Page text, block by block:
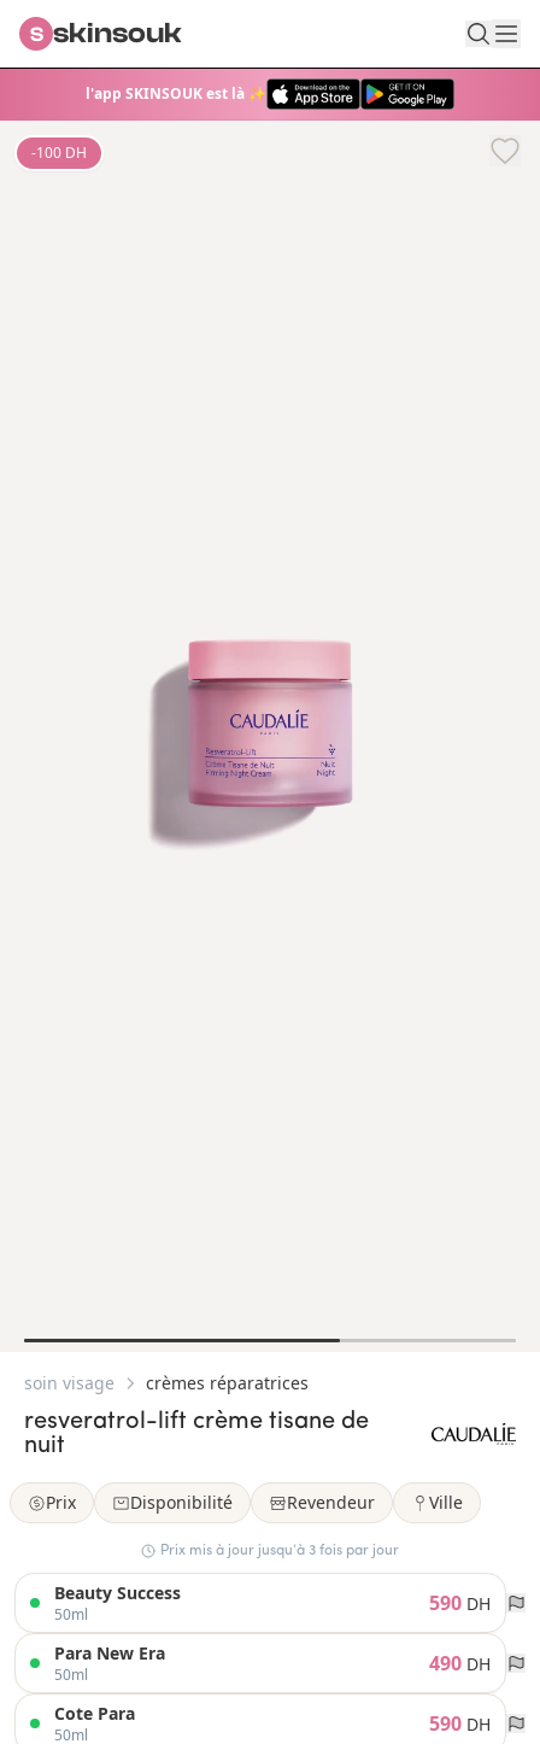
l'app SKINSOUK est là ✨
S skinsouk
-100 DH
soin visage crèmes réparatrices
resveratrol-lift crème tisane de
nuit
Prix Disponibilité Revendeur Ville
Prix mis à jour jusqu’à 3 fois par jour
Beauty Success
50ml 590 DH
Para New Era
50ml 490 DH
Cote Para
50ml 590 DH